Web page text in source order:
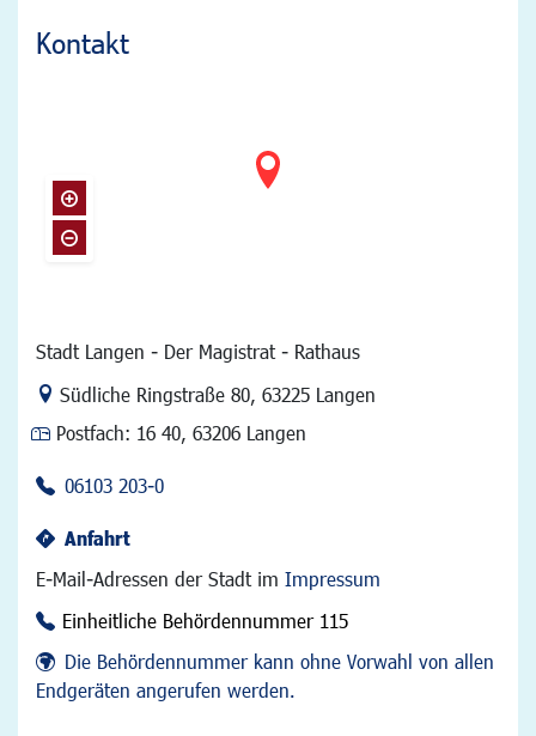
Kontakt
Stadt Langen - Der Magistrat - Rathaus
Link zur Google-Maps Navigation
Südliche Ringstraße 80, 63225 Langen
Postfach: 16 40, 63206 Langen
06103 203-0
Anfahrt
E-Mail-Adressen der Stadt im Impressum
Einheitliche Behördennummer 115
Die Behördennummer kann ohne Vorwahl von allen
Endgeräten angerufen werden.